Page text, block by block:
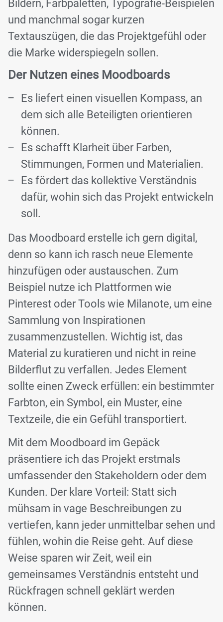
Bildern, Farbpaletten, Typografie-Beispielen
und manchmal sogar kurzen
Textauszügen, die das Projektgefühl oder
die Marke widerspiegeln sollen.
Der Nutzen eines Moodboards
Es liefert einen visuellen Kompass, an
dem sich alle Beteiligten orientieren
können.
Es schafft Klarheit über Farben,
Stimmungen, Formen und Materialien.
Es fördert das kollektive Verständnis
dafür, wohin sich das Projekt entwickeln
soll.
Das Moodboard erstelle ich gern digital,
denn so kann ich rasch neue Elemente
hinzufügen oder austauschen. Zum
Beispiel nutze ich Plattformen wie
Pinterest oder Tools wie Milanote, um eine
Sammlung von Inspirationen
zusammenzustellen. Wichtig ist, das
Material zu kuratieren und nicht in reine
Bilderflut zu verfallen. Jedes Element
sollte einen Zweck erfüllen: ein bestimmter
Farbton, ein Symbol, ein Muster, eine
Textzeile, die ein Gefühl transportiert.
Mit dem Moodboard im Gepäck
präsentiere ich das Projekt erstmals
umfassender den Stakeholdern oder dem
Kunden. Der klare Vorteil: Statt sich
mühsam in vage Beschreibungen zu
vertiefen, kann jeder unmittelbar sehen und
fühlen, wohin die Reise geht. Auf diese
Weise sparen wir Zeit, weil ein
gemeinsames Verständnis entsteht und
Rückfragen schnell geklärt werden
können.